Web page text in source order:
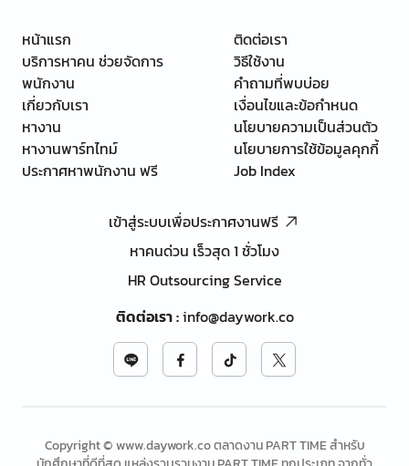
หน้าแรก
บริการหาคน ช่วยจัดการ
พนักงาน
เกี่ยวกับเรา
หางาน
หางานพาร์ทไทม์
ประกาศหาพนักงาน ฟรี
ติดต่อเรา
วิธีใช้งาน
คำถามที่พบบ่อย
เงื่อนไขและข้อกำหนด
นโยบายความเป็นส่วนตัว
นโยบายการใช้ข้อมูลคุกกี้
Job Index
เข้าสู่ระบบเพื่อประกาศงานฟรี
หาคนด่วน เร็วสุด 1 ชั่วโมง
HR Outsourcing Service
ติดต่อเรา:info@daywork.co
Copyright © www.daywork.co ตลาดงาน PART TIME สำหรับ